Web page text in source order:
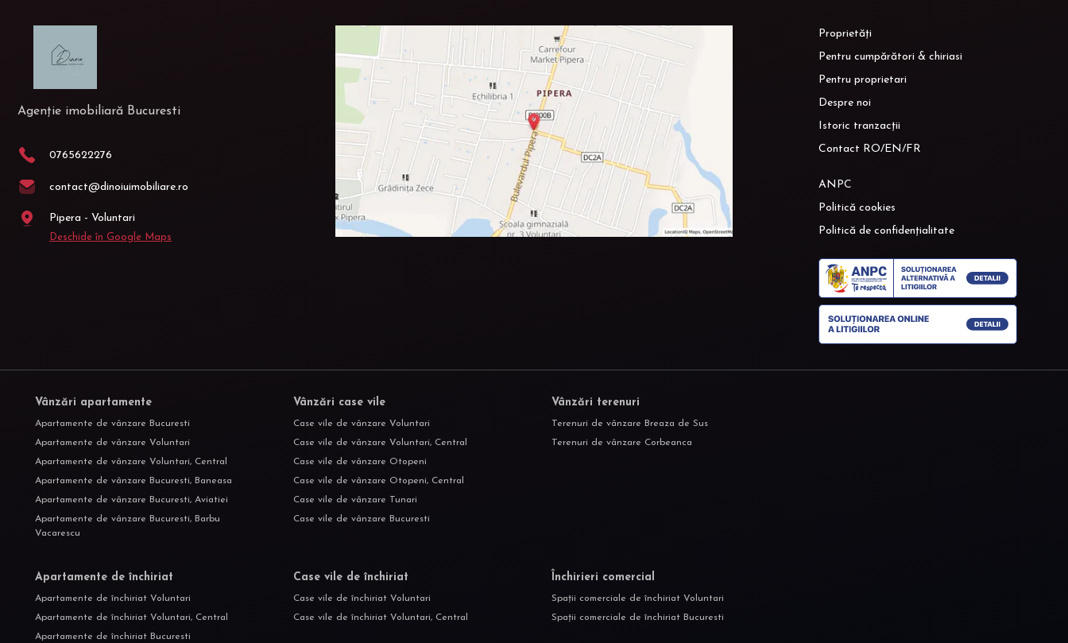
Agenție imobiliară Bucuresti
0765622276
contact@dinoiuimobiliare.ro
Pipera - Voluntari
Deschide în Google Maps
Proprietăți
Pentru cumpărători & chiriasi
Pentru proprietari
Despre noi
Istoric tranzacții
Contact RO/EN/FR
ANPC
Politică cookies
Politică de confidențialitate
Vânzări apartamente
Apartamente de vânzare Bucuresti
Apartamente de vânzare Voluntari
Apartamente de vânzare Voluntari, Central
Apartamente de vânzare Bucuresti, Baneasa
Apartamente de vânzare Bucuresti, Aviatiei
Apartamente de vânzare Bucuresti, Barbu
Vacarescu
Vânzări case vile
Case vile de vânzare Voluntari
Case vile de vânzare Voluntari, Central
Case vile de vânzare Otopeni
Case vile de vânzare Otopeni, Central
Case vile de vânzare Tunari
Case vile de vânzare Bucuresti
Vânzări terenuri
Terenuri de vânzare Breaza de Sus
Terenuri de vânzare Corbeanca
Apartamente de închiriat
Apartamente de închiriat Voluntari
Apartamente de închiriat Voluntari, Central
Apartamente de închiriat Bucuresti
Case vile de închiriat
Case vile de închiriat Voluntari
Case vile de închiriat Voluntari, Central
Închirieri comercial
Spații comerciale de închiriat Voluntari
Spații comerciale de închiriat Bucuresti